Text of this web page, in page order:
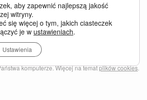
wykorzystuje pliki cookies
charakterze, przede wszystkim w celu
jakości oferowanych usług, a ponadto w
Korzystanie z serwisu oznacza, że pliki
komputerze. Więcej na tematplików cookies.
aby zapewnić najlepszą jakość
witryny.
się więcej o tym, jakich ciasteczek
je w ustawieniach.
Ustawienia